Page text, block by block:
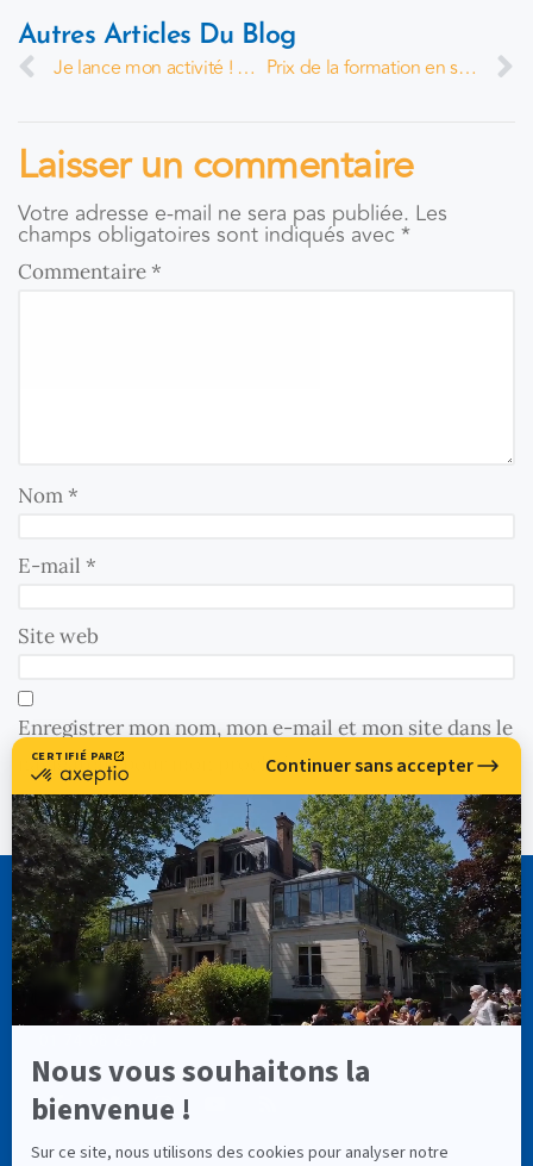
Autres Articles Du Blog
Je lance mon activité ! par Vincent Chambouvet
Prix de la formation en sophrologie près de Paris : cursus complet en 2 ans
Laisser un commentaire
Votre adresse e-mail ne sera pas publiée. Les
champs obligatoires sont indiqués avec *
Commentaire*
Nom*
E-mail *
Site web
Enregistrer mon nom, mon e-mail et mon site dans le
navigateur pour mon prochain commentaire.
CASSIOPÉE FORMATION
info@cassiopee-formation.com